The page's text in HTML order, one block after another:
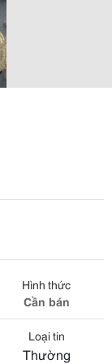
Hình thức
Cần bán
Loại tin
Thường